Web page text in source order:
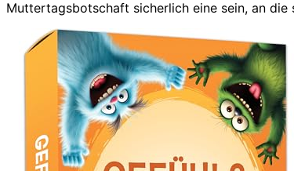
Muttertagsbotschaft sicherlich eine sein, an die